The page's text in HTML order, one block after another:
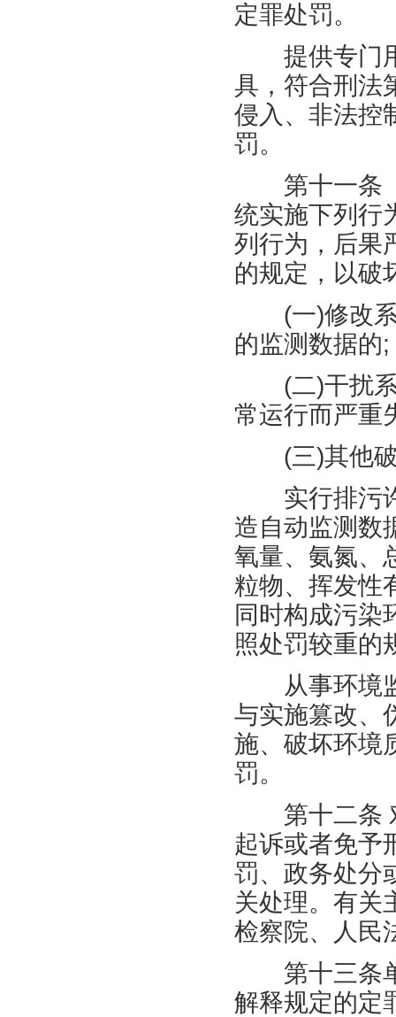
定罪处罚。
提供专门用
具，符合刑法
侵入、非法控
罚。
第十一条
统实施下列行
列行为，后果
的规定，以破
(一)修改
的监测数据的;
(二)干扰
常运行而严重
(三)其他
实行排污许
造自动监测数
氧量、氨氮、
粒物、挥发性
同时构成污染
照处罚较重的
从事环境监
与实施篡改、
施、破坏环境
罚。
第十二条
起诉或者免予
罚、政务处分
关处理。有关
检察院、人民
第十三条单
解释规定的定